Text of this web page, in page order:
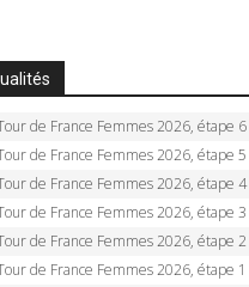
de France Femmes 2026, étape 6 – Kim Le Court-Pienaar gagne à Tournon, Reusser en jaune
de France Femmes 2026, étape 5 – Demi Vollering gagne à Belleville, Reusser en jaune, Ferrand-Prévot coule
de France Femmes 2026, étape 4 – Marlen Reusser écrase le chrono, Ferrand-Prévot en crise
de France Femmes 2026, étape 3 – Sigrid Haugset en solitaire, 88 km d’échappée, maillot jaune
de France Femmes 2026, étape 2 – Lorena Wiebes doublé à Genève, Markus héroïque, 7e record
de France Femmes 2026, étape 1 – Lorena Wiebes intouchable à Lausanne, premier maillot jaune